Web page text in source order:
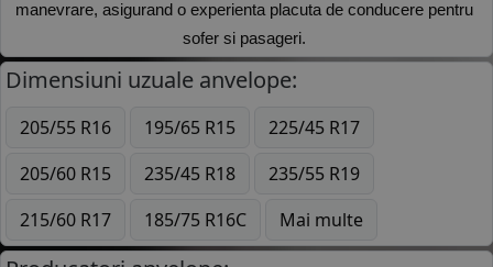
manevrare, asigurand o experienta placuta de conducere pentru
sofer si pasageri.
Dimensiuni uzuale anvelope:
205/55 R16 195/65 R15
225/45 R17
205/60 R15
235/45 R18
235/55 R19
215/60 R17
185/75 R16C Mai multe